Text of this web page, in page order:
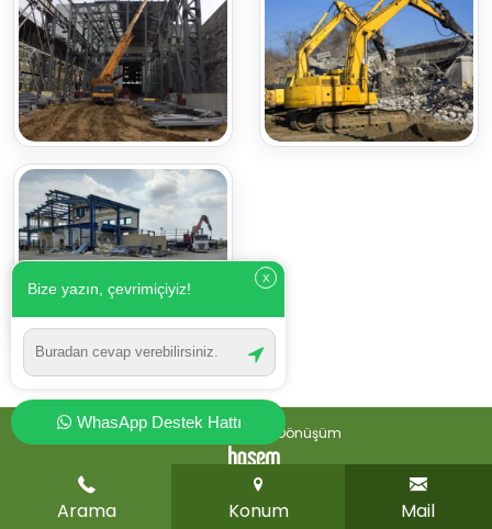
© 2026 Denizli Geri Dönüşüm
X
Bize yazın, çevrimiçiyiz!
WhasApp Destek Hattı
Arama Konum Mail